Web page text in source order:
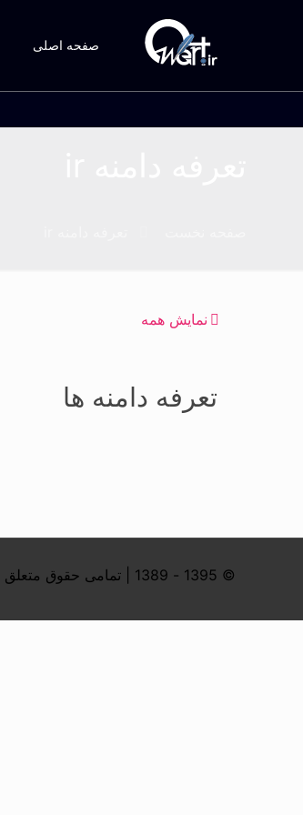
صفحه اصلی
نمایش همه
تعرفه دامنه ها
© 1395 - 1389 | تمامی حقوق متعلق به طراحی سایت کیوورت می باشد | پاسخگویی 24 ساعته